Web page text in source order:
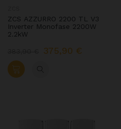
ZCS AZZURRO 2200 TL V3
Inverter Monofase 2200W
2.2kW
375,90 €